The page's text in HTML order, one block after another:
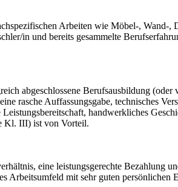
Arbeiten wie Möbel-, Wand-,
in und bereits gesammelte
abgeschlossene Berufsausbildung
rasche Auffassungsgabe, technisches
handwerkliches
Kl. III) ist von Vorteil.
eine leistungsgerechte Bezahlung
Arbeitsumfeld mit sehr guten